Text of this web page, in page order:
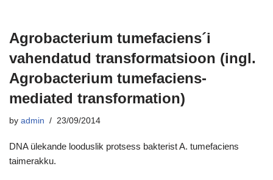
Agrobacterium tumefaciens´i
vahendatud transformatsioon (ingl.
Agrobacterium tumefaciens-
mediated transformation)
by admin 23/09/2014
DNA ülekande looduslik protsess bakterist A. tumefaciens
taimerakku.